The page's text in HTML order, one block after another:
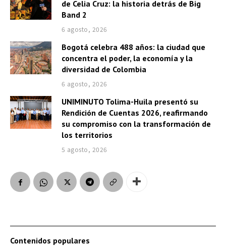
de Celia Cruz: la historia detrás de Big
Band 2
6 agosto, 2026
Bogotá celebra 488 años: la ciudad que
concentra el poder, la economía y la
diversidad de Colombia
6 agosto, 2026
UNIMINUTO Tolima-Huila presentó su
Rendición de Cuentas 2026, reafirmando
su compromiso con la transformación de
los territorios
5 agosto, 2026
Contenidos populares